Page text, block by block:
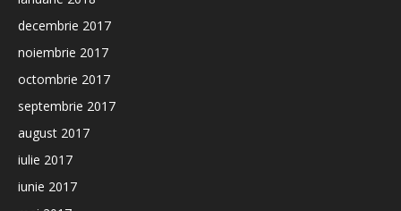
decembrie 2017
noiembrie 2017
octombrie 2017
septembrie 2017
august 2017
iulie 2017
iunie 2017